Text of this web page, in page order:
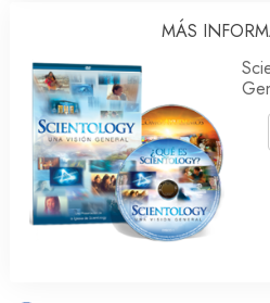
MÁS